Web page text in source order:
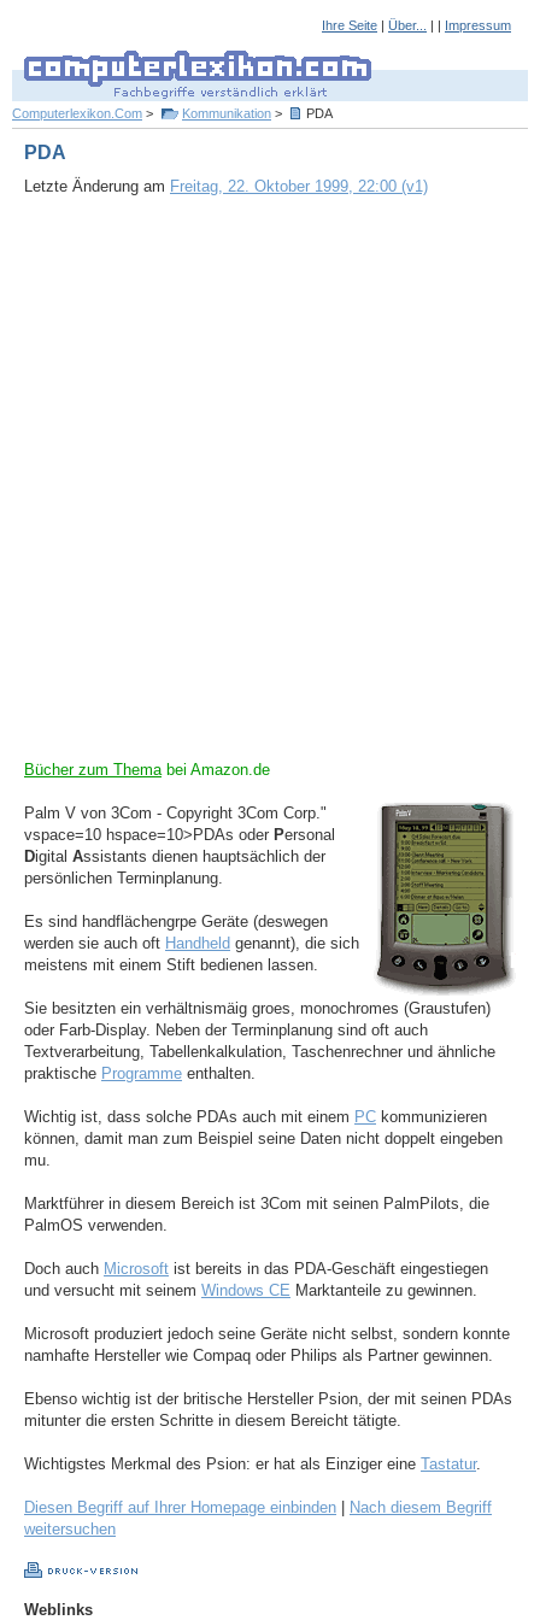
Ihre Seite | Über... | | Impressum
Computerlexikon.Com > Kommunikation > PDA
PDA
Letzte Änderung am Freitag, 22. Oktober 1999, 22:00 (v1)
Bücher zum Themabei Amazon.de
Palm V von 3Com - Copyright 3Com Corp."
vspace=10 hspace=10>PDAs oder Personal
Digital Assistants dienen hauptsächlich der
persönlichen Terminplanung.
Es sind handflächengrpe Geräte (deswegen
werden sie auch oft Handheld genannt), die sich
meistens mit einem Stift bedienen lassen.
Sie besitzten ein verhältnismäig groes, monochromes (Graustufen)
oder Farb-Display. Neben der Terminplanung sind oft auch
Textverarbeitung, Tabellenkalkulation, Taschenrechner und ähnliche
praktische Programme enthalten.
Wichtig ist, dass solche PDAs auch mit einem PC kommunizieren
können, damit man zum Beispiel seine Daten nicht doppelt eingeben
mu.
Marktführer in diesem Bereich ist 3Com mit seinen PalmPilots, die
PalmOS verwenden.
Doch auch Microsoft ist bereits in das PDA-Geschäft eingestiegen
und versucht mit seinem Windows CE Marktanteile zu gewinnen.
Microsoft produziert jedoch seine Geräte nicht selbst, sondern konnte
namhafte Hersteller wie Compaq oder Philips als Partner gewinnen.
Ebenso wichtig ist der britische Hersteller Psion, der mit seinen PDAs
mitunter die ersten Schritte in diesem Bereicht tätigte.
Wichtigstes Merkmal des Psion: er hat als Einziger eine Tastatur.
Diesen Begriff auf Ihrer Homepage einbinden
Nach diesem Begriff
weitersuchen
Weblinks